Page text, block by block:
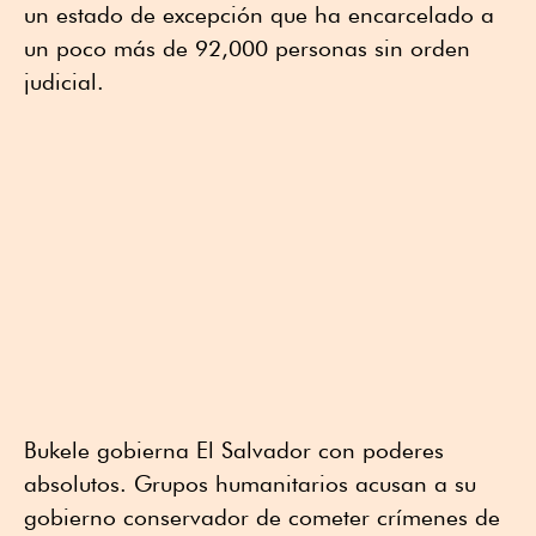
un estado de excepción que ha encarcelado a
un poco más de 92,000 personas sin orden
judicial.
Bukele gobierna El Salvador con poderes
absolutos. Grupos humanitarios acusan a su
gobierno conservador de cometer crímenes de